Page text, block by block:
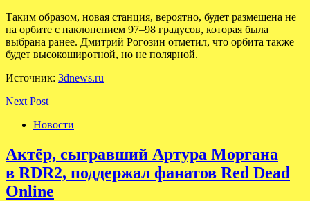
Таким образом, новая станция, вероятно, будет размещена не
на орбите с наклонением 97–98 градусов, которая была
выбрана ранее. Дмитрий Рогозин отметил, что орбита также
будет высокоширотной, но не полярной.
Источник: 3dnews.ru
Next Post
Новости
Актёр, сыгравший Артура Моргана
в RDR2, поддержал фанатов Red Dead
Online